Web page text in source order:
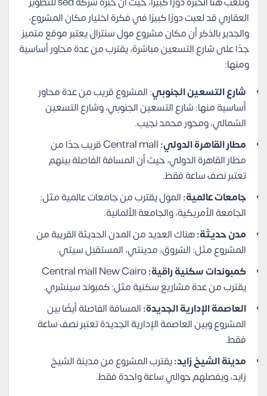
العقاري قد لعبت دورًا كبيرًا في فكرة اختيار مكان المشروع،
والجدير بالذكر أن مكان مشروع مول سنترال يعتبر موقع متميز
جدًا على شارع التسعين مباشرة، يقترب من عدة محاور أساسية
ومنها:
شارع التسعين الجنوبي: المشروع قريب من عدة محاور
أساسية منها: شارع التسعين الجنوبي، وشارع التسعين
الشمالي، ومحور محمد نجيب.
مطار القاهرة الدولي:
Central mall قريب جدًا من
مطار القاهرة الدولي، حيث أن المسافة الفاصلة بينهم
تعتبر نصف ساعة فقط.
جامعات عالمية:المول يقترب من جامعات عالمية مثل:
الجامعة الأمريكية، والجامعة الألمانية.
مدن حديثة:هناك العديد من المدن الحديثة القريبة من
المشروع مثل: الشروق، مدينتي، المستقبل سيتي.
كمبوندات سكنية راقية:Central mall New Cairo
يقترب من عدة مشاريع سكنية مثل: كمبوند سينشري.
العاصمة الإدارية الجديدة:المسافة الفاصلة أيضًا بين
المشروع وبين العاصمة الإدارية الجديدة تعتبر نصف ساعة
فقط.
مدينة الشيخ زايد:يقترب المشروع من مدينة الشيخ
زايد، ويفصلهم حوالي ساعة واحدة فقط.